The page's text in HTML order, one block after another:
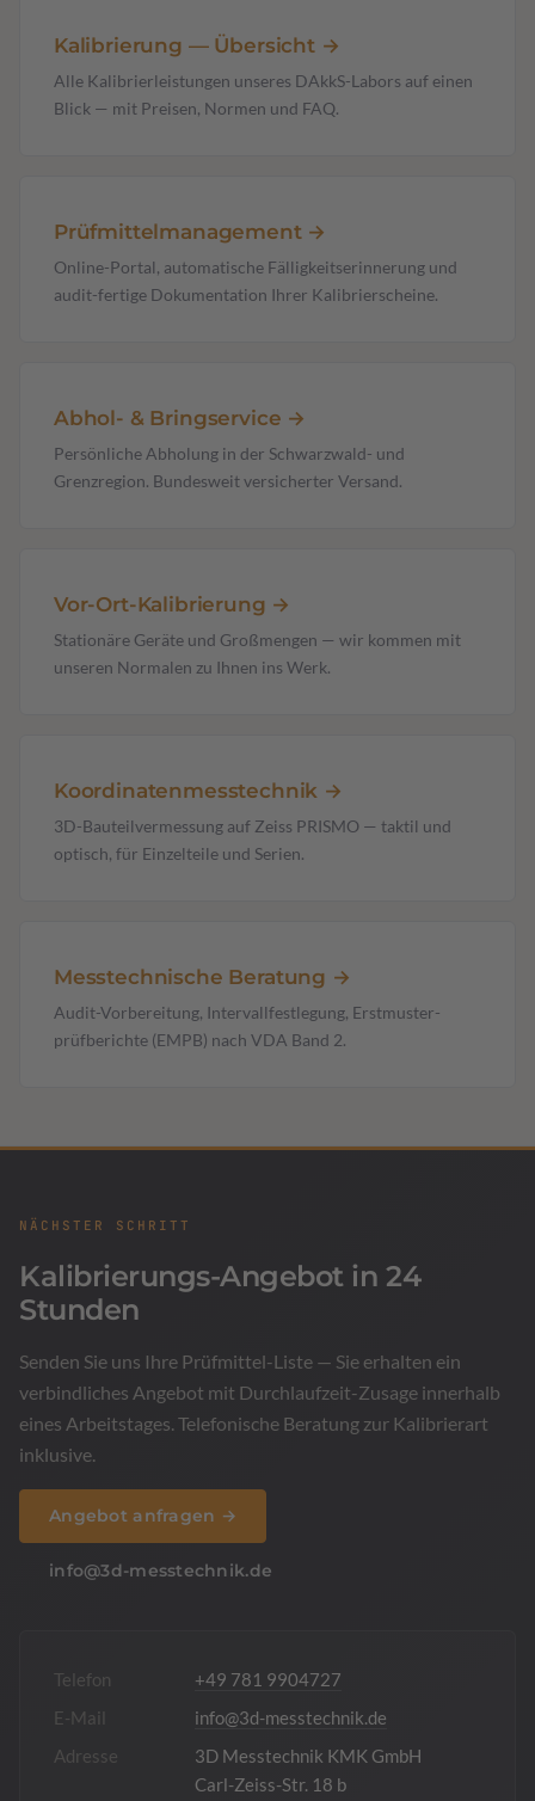
Kalibrierung — Übersicht →
Alle Kalibrierleistungen unseres DAkkS-Labors auf einen
Blick — mit Preisen, Normen und FAQ.
Prüfmittel­management →
Online-Portal, automatische Fälligkeitserinnerung und
audit-fertige Dokumentation Ihrer Kalibrierscheine.
Abhol- & Bringservice →
Persönliche Abholung in der Schwarzwald- und
Grenzregion. Bundesweit versicherter Versand.
Vor-Ort-Kalibrierung →
Stationäre Geräte und Großmengen — wir kommen mit
unseren Normalen zu Ihnen ins Werk.
Koordinaten­messtechnik →
3D-Bauteilvermessung auf Zeiss PRISMO — taktil und
optisch, für Einzelteile und Serien.
Messtechnische Beratung →
Audit-Vorbereitung, Intervallfestlegung, Erstmuster­
prüfberichte (EMPB) nach VDA Band 2.
NÄCHSTER SCHRITT
Kalibrierungs-Angebot in 24
Stunden
Senden Sie uns Ihre Prüfmittel-Liste — Sie erhalten ein
verbindliches Angebot mit Durchlaufzeit-Zusage innerhalb
eines Arbeitstages. Telefonische Beratung zur Kalibrierart
inklusive.
Angebot anfragen →
info@3d-messtechnik.de
Telefon
+49 781 9904727
E-Mail
info@3d-messtechnik.de
Adresse
3D Messtechnik KMK GmbH
Carl-Zeiss-Str. 18 b